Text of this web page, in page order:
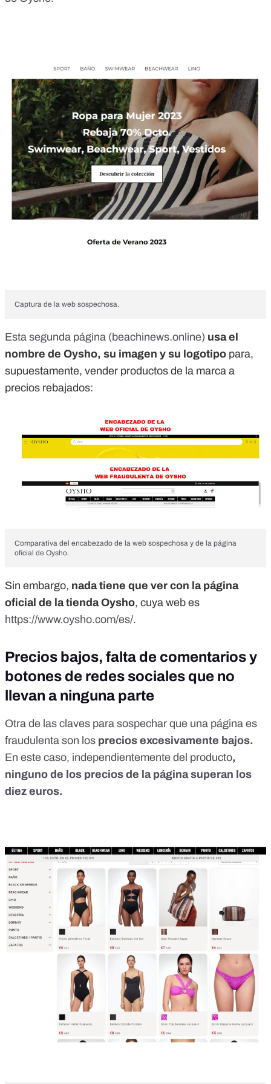
Captura de la web sospechosa.
Esta segunda página (beachinews.online) usa el
nombre de Oysho, su imagen y su logotipo para,
supuestamente, vender productos de la marca a
precios rebajados:
Comparativa del encabezado de la web sospechosa y de la página
oficial de Oysho.
Sin embargo, nada tiene que ver con la página
oficial de la tienda Oysho, cuya web es
https://www.oysho.com/es/.
Precios bajos, falta de comentarios y
botones de redes sociales que no
llevan a ninguna parte
Otra de las claves para sospechar que una página es
fraudulenta son los precios excesivamente bajos.
En este caso, independientemente del producto,
ninguno de los precios de la página superan los
diez euros.